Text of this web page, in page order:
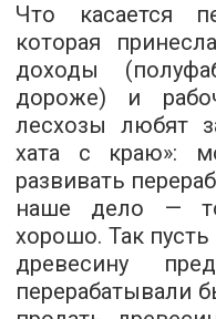
Что касается
которая
доходы
дороже) и
лесхозы любят
хата с краю»:
развивать
наше дело —
хорошо. Так
древесину
перерабатывали